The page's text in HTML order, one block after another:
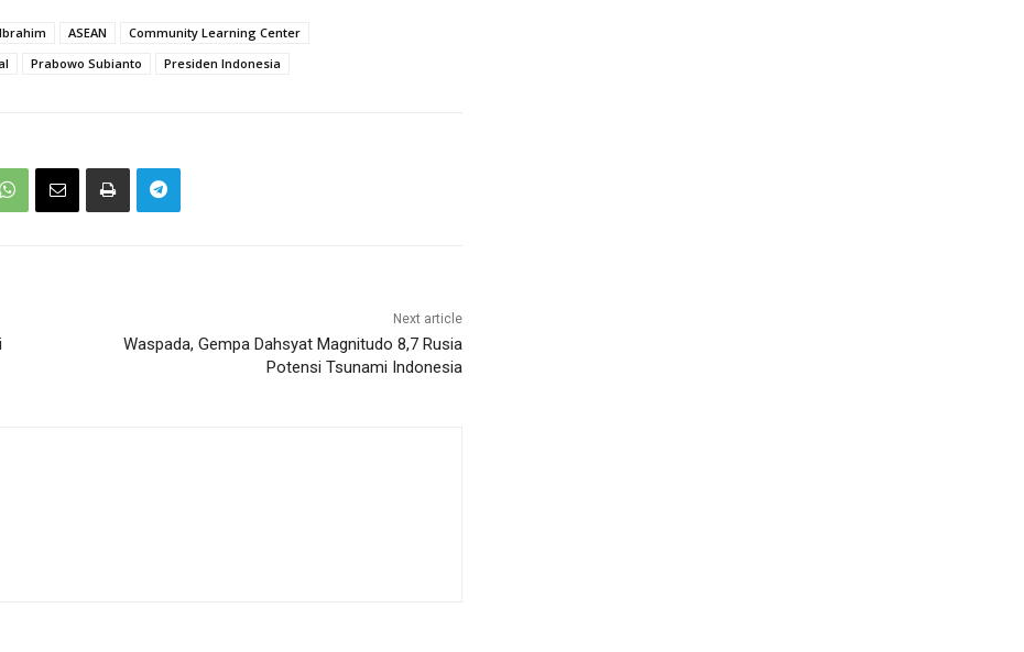
ASEAN
Community Learning Center
Prabowo Subianto Presiden Indonesia
Next article
Waspada, Gempa Dahsyat Magnitudo 8,7 Rusia
Potensi Tsunami Indonesia